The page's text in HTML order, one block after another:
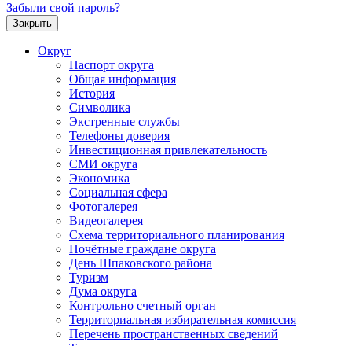
Забыли свой пароль?
Закрыть
Округ
Паспорт округа
Общая информация
История
Символика
Экстренные службы
Телефоны доверия
Инвестиционная привлекательность
СМИ округа
Экономика
Социальная сфера
Фотогалерея
Видеогалерея
Схема территориального планирования
Почётные граждане округа
День Шпаковского района
Туризм
Дума округа
Контрольно счетный орган
Территориальная избирательная комиссия
Перечень пространственных сведений